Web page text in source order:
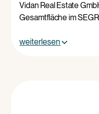
Vidan Real Estate
Gesamtfläche im
weiterlesen